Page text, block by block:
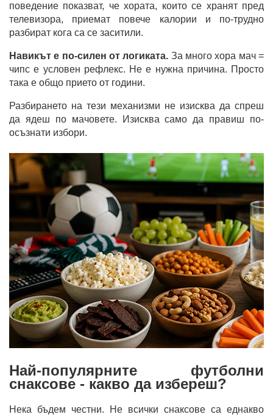
поведение показват, че хората, които се хранят пред
телевизора, приемат повече калории и по-трудно
разбират кога са се заситили.
Навикът е по-силен от логиката. За много хора мач =
чипс е условен рефлекс. Не е нужна причина. Просто
така е общо прието от години.
Разбирането на тези механизми не изисква да спреш
да ядеш по мачовете. Изисква само да правиш по-
осъзнати избори.
Най-популярните футболни
снаксове - какво да избереш?
Нека бъдем честни. Не всички снаксове са еднакво